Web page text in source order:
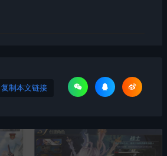
复制本文链接